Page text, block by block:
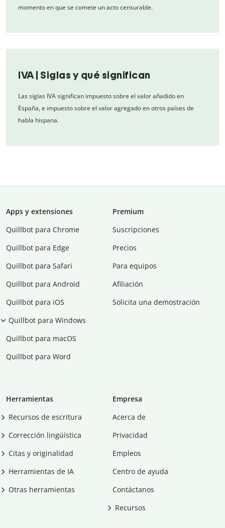
momento en que se comete un acto censurable.
IVA | Siglas y qué significan
Las siglas IVA significan impuesto sobre el valor añadido en
España, e impuesto sobre el valor agregado en otros países de
habla hispana.
Apps y extensiones
Quillbot para Chrome
Quillbot para Edge
Quillbot para Safari
Quillbot para Android
Quillbot para iOS
Quillbot para Windows
Quillbot para macOS
Quillbot para Word
Premium
Suscripciones
Precios
Para equipos
Afiliación
Solicita una demostración
Herramientas
Recursos de escritura
Corrección lingüística
Citas y originalidad
Herramientas de IA
Otras herramientas
Empresa
Acerca de
Privacidad
Empleos
Centro de ayuda
Contáctanos
Recursos